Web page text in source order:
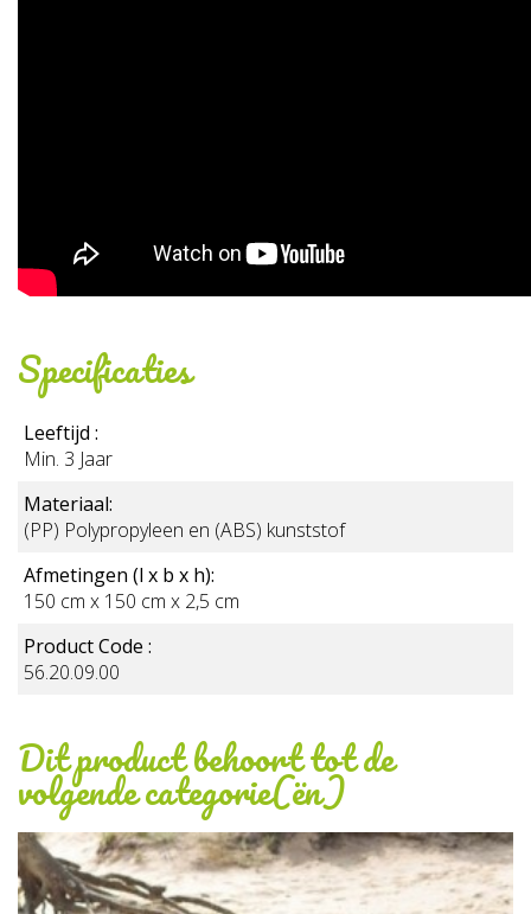
Specificaties
Leeftijd :
Min. 3 Jaar
Materiaal:
(PP) Polypropyleen en (ABS) kunststof
Afmetingen (l x b x h):
150 cm x 150 cm x 2,5 cm
Product Code :
56.20.09.00
Dit product behoort tot de
volgende categorie(ën)